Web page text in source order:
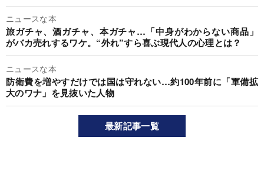
ニュースな本
旅ガチャ、酒ガチャ、本ガチャ…「中身がわからない商品」
がバカ売れするワケ。“外れ”すら喜ぶ現代人の心理とは？
ニュースな本
防衛費を増やすだけでは国は守れない…約100年前に「軍備拡
大のワナ」を見抜いた人物
最新記事一覧